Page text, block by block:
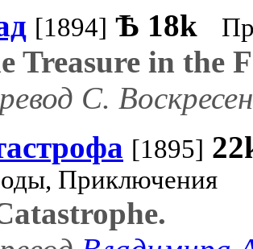
[1894] Ѣ 18k
Treasure in the
С.
[1895]
Приключения